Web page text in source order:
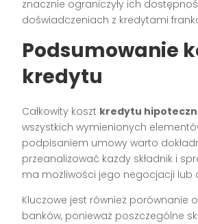
znacznie ograniczyły ich
doświadczeniach z kredytami
Podsumowanie
kredytu
Całkowity koszt kredytu
wszystkich wymienionych
podpisaniem umowy warto
przeanalizować każdy składnik i
ma możliwości jego negocjacji lub
Kluczowe jest również porównanie
banków, ponieważ poszczególne